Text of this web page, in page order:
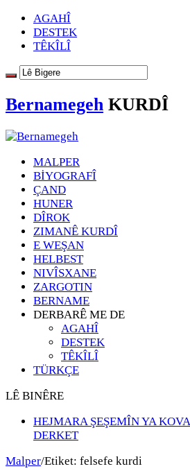
AGAHÎ
DESTEK
TÊKÎLÎ
Bernamegeh KURDÎ
MALPER
BİYOGRAFÎ
ÇAND
HUNER
DÎROK
ZIMANÊ KURDÎ
E WEŞAN
HELBEST
NIVÎSXANE
ZARGOTIN
BERNAME
DERBARÊ ME DE
AGAHÎ
DESTEK
TÊKÎLÎ
TÜRKÇE
LÊ BINÊRE
HEJMARA ŞEŞEMÎN YA
DERKET
Malper/Etiket: felsefe kurdi